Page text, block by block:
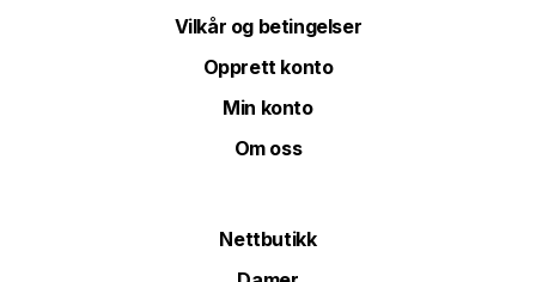
Vilkår og betingelser
Opprett konto
Min konto
Om oss
Nettbutikk